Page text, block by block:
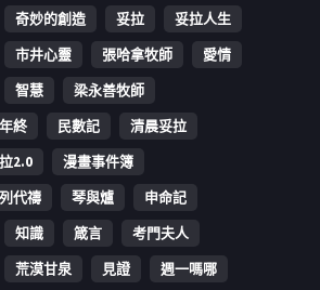
奇妙的創造 妥拉
妥拉人生
市井心靈 張哈拿牧師
愛情
智慧
梁永善牧師
終
民數記
清晨妥拉
2.0
漫畫事件簿
代禱
琴與爐
申命記
知識 箴言
考門夫人
荒漠甘泉 見證 週一嗎哪